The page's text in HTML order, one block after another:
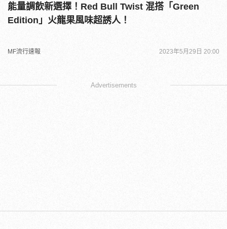
能量調飲新選擇！Red Bull Twist 混搭「Green
Edition」火龍果風味超誘人！
MF流行速報 2023年5月29日 20:00
Advertisements